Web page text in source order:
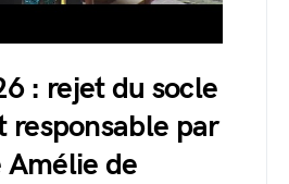
: rejet du socle
responsable par
de